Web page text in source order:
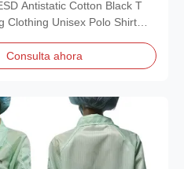
Antistatic Cotton Black T
Clothing Unisex Polo Shirt
Consulta ahora